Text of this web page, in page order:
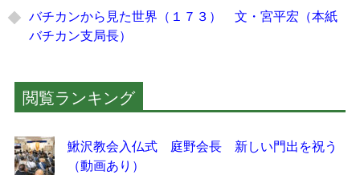
バチカンから見た世界（１７３） 文・宮平宏（本紙
バチカン支局長）
閲覧ランキング
鰍沢教会入仏式 庭野会長 新しい門出を祝う
（動画あり）